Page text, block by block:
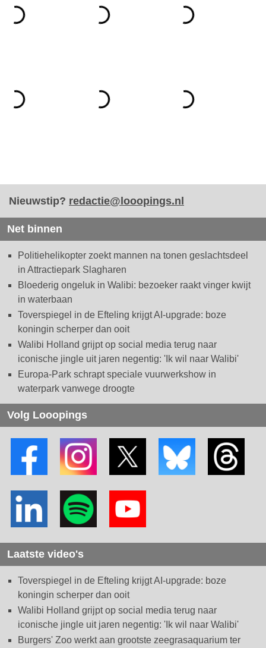
Nieuwstip? redactie@looopings.nl
Net binnen
Politiehelikopter zoekt mannen na tonen geslachtsdeel
in Attractiepark Slagharen
Bloederig ongeluk in Walibi: bezoeker raakt vinger kwijt
in waterbaan
Toverspiegel in de Efteling krijgt AI-upgrade: boze
koningin scherper dan ooit
Walibi Holland grijpt op social media terug naar
iconische jingle uit jaren negentig: 'Ik wil naar Walibi'
Europa-Park schrapt speciale vuurwerkshow in
waterpark vanwege droogte
Volg Looopings
Laatste video's
Toverspiegel in de Efteling krijgt AI-upgrade: boze
koningin scherper dan ooit
Walibi Holland grijpt op social media terug naar
iconische jingle uit jaren negentig: 'Ik wil naar Walibi'
Burgers' Zoo werkt aan grootste zeegrasaquarium ter